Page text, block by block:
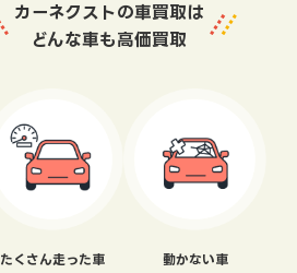
カーネクストの車買取は
どんな車も高価買取
たくさん走った車 動かない車